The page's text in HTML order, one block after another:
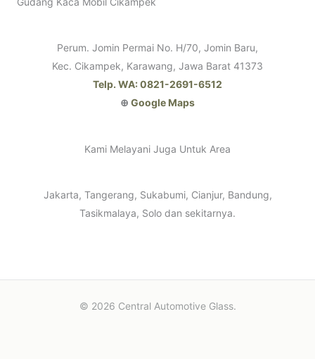
Perum. Jomin Permai No. H/70, Jomin Baru,
Kec. Cikampek, Karawang, Jawa Barat 41373
Telp. WA: 0821-2691-6512
⊕ Google Maps
Kami Melayani Juga Untuk Area
Jakarta, Tangerang, Sukabumi, Cianjur, Bandung,
Tasikmalaya, Solo dan sekitarnya.
© 2026 Central Automotive Glass.